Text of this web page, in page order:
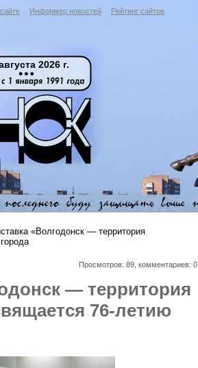
Информер новостей Рейтинг сайтов
2026 г.
«Волгодонск — территория
Просмотров: 89, комментариев: 0
— территория
76-летию